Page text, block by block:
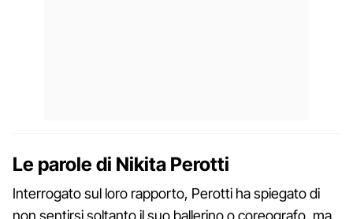
Le parole di Nikita Perotti
Interrogato sul loro rapporto, Perotti ha spiegato di
non sentirsi soltanto il suo ballerino o coreografo, ma